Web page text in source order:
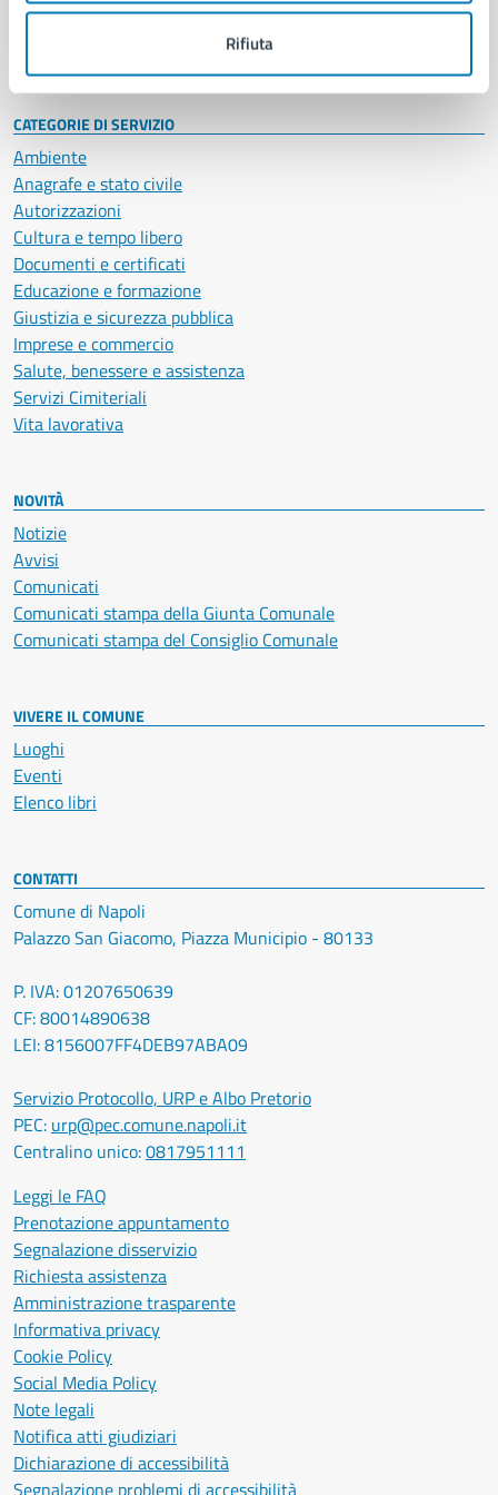
Rifiuta
Documenti e dati
Intranet, posta aziendale e protocollo
CATEGORIE DI SERVIZIO
Ambiente
Anagrafe e stato civile
Autorizzazioni
Cultura e tempo libero
Documenti e certificati
Educazione e formazione
Giustizia e sicurezza pubblica
Imprese e commercio
Salute, benessere e assistenza
Servizi Cimiteriali
Vita lavorativa
NOVITÀ
Notizie
Avvisi
Comunicati
Comunicati stampa della Giunta Comunale
Comunicati stampa del Consiglio Comunale
VIVERE IL COMUNE
Luoghi
Eventi
Elenco libri
CONTATTI
Comune di Napoli
Palazzo San Giacomo, Piazza Municipio - 80133
P. IVA: 01207650639
CF: 80014890638
LEI: 8156007FF4DEB97ABA09
Servizio Protocollo, URP e Albo Pretorio
PEC: urp@pec.comune.napoli.it
Centralino unico:0817951111
Leggi le FAQ
Prenotazione appuntamento
Segnalazione disservizio
Richiesta assistenza
Amministrazione trasparente
Informativa privacy
Cookie Policy
Social Media Policy
Note legali
Notifica atti giudiziari
Dichiarazione di accessibilità